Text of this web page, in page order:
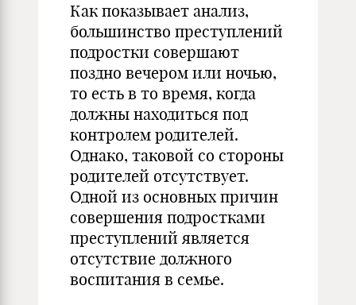
Как показывает анализ,
большинство преступлений
подростки совершают
поздно вечером или ночью,
то есть в то время, когда
должны находиться под
контролем родителей.
Однако, таковой со стороны
родителей отсутствует.
Одной из основных причин
совершения подростками
преступлений является
отсутствие должного
воспитания в семье.